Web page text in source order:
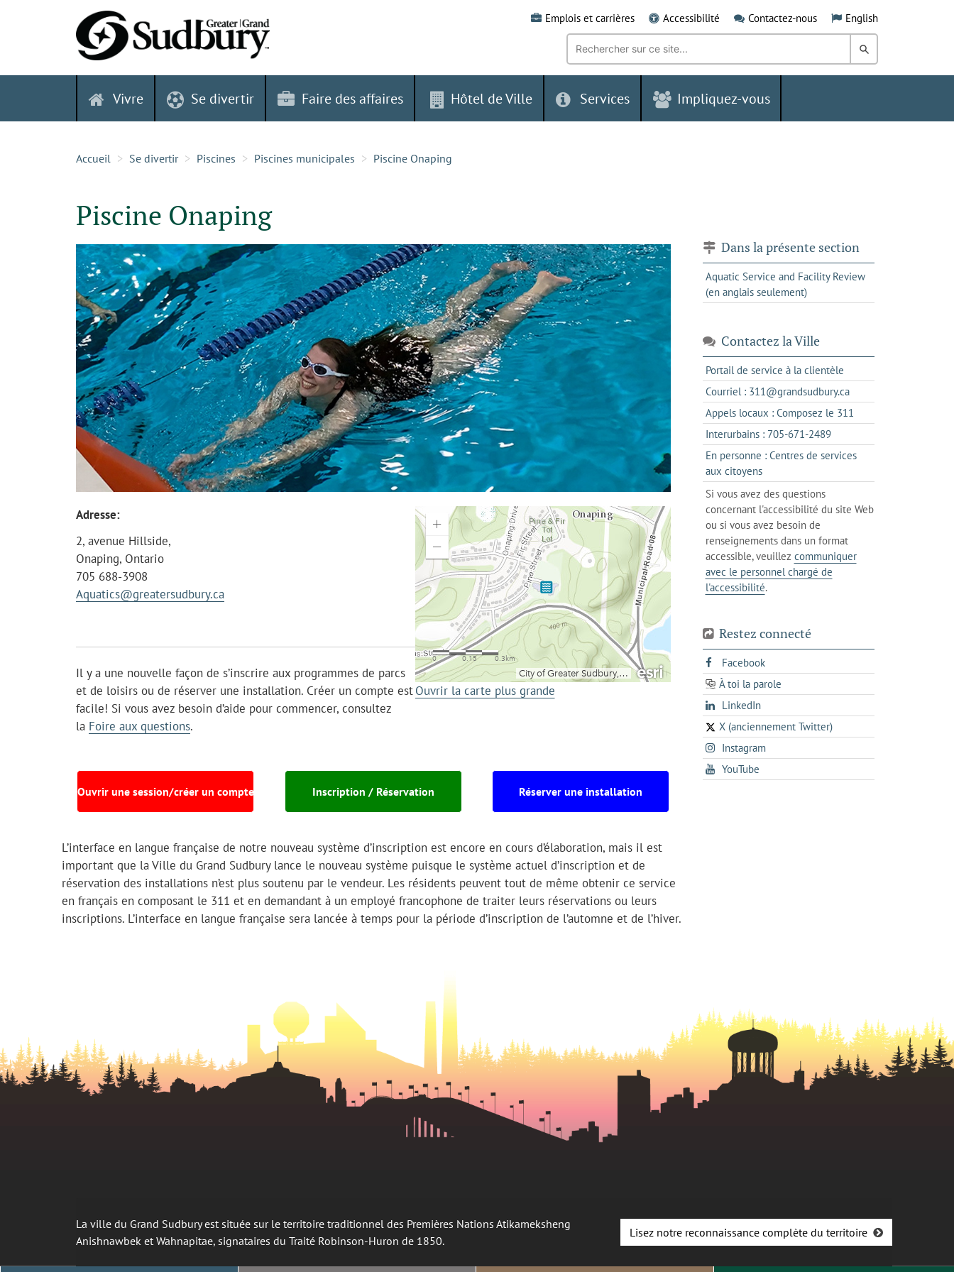
Emplois et carrières Accessibilité Contactez-nous English
Recherche
mot-
clé:
Rechercher
dans
Grand
Vivre Se divertir Faire des affaires Hôtel de Ville Services Impliquez-vous
Accueil Se divertir Piscines Piscines municipales Piscine Onaping
Piscine Onaping
Ouvrir la carte plus grande
Adresse:
2, avenue Hillside,
Onaping, Ontario
705 688-3908
Aquatics@greatersudbury.ca
Il y a une nouvelle façon de s’inscrire aux programmes de parcs
et de loisirs ou de réserver une installation. Créer un compte est
facile! Si vous avez besoin d’aide pour commencer, consultez
la Foire aux questions.
Ouvrir une session/créer un compte Inscription / Réservation Réserver une installation
L’interface en langue française de notre nouveau système d’inscription est encore en cours d’élaboration, mais il est
important que la Ville du Grand Sudbury lance le nouveau système puisque le système actuel d’inscription et de
réservation des installations n’est plus soutenu par le vendeur. Les résidents peuvent tout de même obtenir ce service
en français en composant le 311 et en demandant à un employé francophone de traiter leurs réservations ou leurs
inscriptions. L’interface en langue française sera lancée à temps pour la période d’inscription de l’automne et de l’hiver.
Dans la présente section
Aquatic Service and Facility Review
(en anglais seulement)
Contactez la Ville
Portail de service à la clientèles'ouvre
dans
un
nouvel
Courriel : 311@grandsudbury.cas'ouvre
dans
votre
de
Appels locaux : Composez le 311
dans
un
client
téléphone
Interurbains : 705-671-2489s'ouvre
dans
client
votre
En personne : Centres de services
aux citoyenss'ouvre
dans
l'onglet
actuel
Si vous avez des questions
concernant l'accessibilité du site Web
ou si vous avez besoin de
renseignements dans un format
accessible, veuillez communiquer
avec le personnel chargé de
l'accessibilité.
Restez connecté
Facebooks'ouvre
dans
un
onglet
À toi la parole
opens
in
a
new
tab
LinkedInopens
in
a
new
X (anciennement Twitter)
s'ouvre
dans
un
nouvel
Instagrams'ouvre
dans
un
YouTubes'ouvre
dans
La ville du Grand Sudbury est située sur le territoire traditionnel des Premières Nations Atikameksheng
Anishnawbek et Wahnapitae, signataires du Traité Robinson-Huron de 1850.
Lisez notre reconnaissance complète du territoire